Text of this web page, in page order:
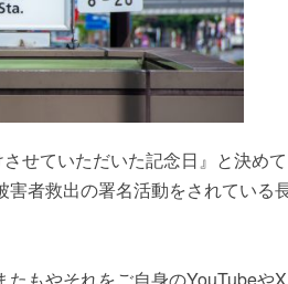
せていただいた記念日』と決めて
者救出の署名活動をされている長